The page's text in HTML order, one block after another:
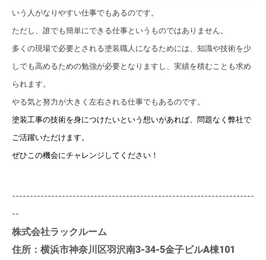
いう人がなりやすい仕事でもあるのです。
ただし、誰でも簡単にできる仕事というものではありません。
多くの現場で必要とされる塗装職人になるためには、知識や技術を少
しでも高めるための勉強が必要となりますし、実績を積むことも求め
られます。
やる気と努力が大きく左右される仕事でもあるのです。
塗装工事の技術を身につけたいという想いがあれば、問題なく弊社で
ご活躍いただけます。
ぜひこの機会にチャレンジしてください！
--------------------------------------------------------------------
--
株式会社ラックルーム
住所：横浜市神奈川区羽沢南3-34-5金子ビルA棟101